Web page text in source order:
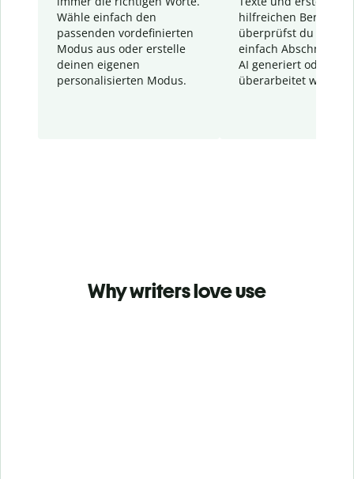
Wähle einfach den
passenden vordefinierten
Modus aus oder erstelle
deinen eigenen
personalisierten Modus.
hilfreichen Bericht.
überprüfst du
einfach Abschnitte,
AI generiert oder
überarbeitet wurden.
Why writers love use